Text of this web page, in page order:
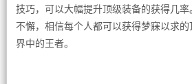
技巧，可以大幅提升顶级装备的获得几
不懈，相信每个人都可以获得梦寐以求
界中的王者。